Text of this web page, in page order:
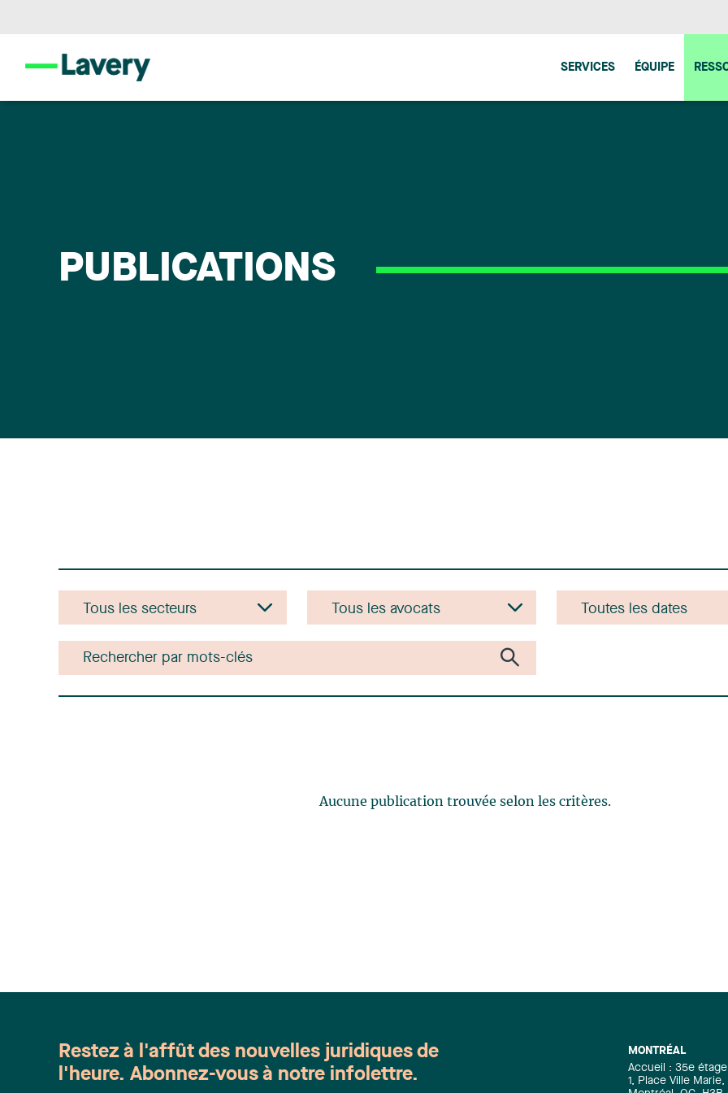
SERVICES ÉQUIPE
PUBLICATIONS
Aucune publication trouvée selon les critères.
MONTRÉAL
Accueil : 35e étage
1, Place Ville
Restez à l'affût des nouvelles juridiques de
l'heure. Abonnez-vous à notre infolettre.